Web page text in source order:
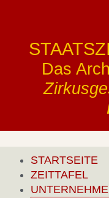
Das
STARTSEITE
ZEITTAFEL